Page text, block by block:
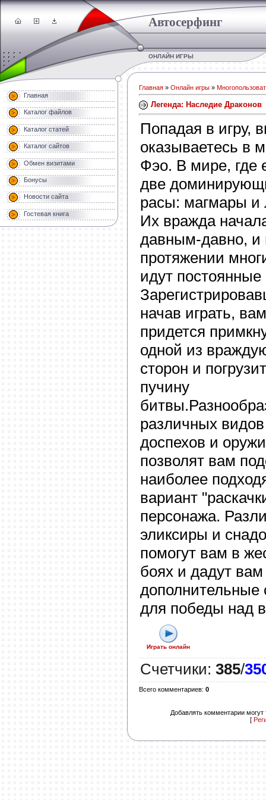
Автосерфинг
ОНЛАЙН ИГРЫ
Главная
Каталог файлов
Каталог статей
Каталог сайтов
Обмен визитами
Бонусы
Новости сайта
Гостевая книга
Главная » Онлайн игры »
Легенда: Наследие Драконов
Попадая в игру,
оказываетесь в
Фэо. В мире, где
две
расы: магмары и
Их вражда
давным-давно, и
протяжении
идут
начав играть, вам
придется
одной из
сторон и
пучину
различных видов
доспехов и
позволят вам
наиболее
вариант
персонажа.
эликсиры и
помогут вам в
боях и дадут вам
дополнительные
для победы над
Играть онлайн
Счетчики: 385/
Всего комментариев: 0
Добавлять комментарии могут
[